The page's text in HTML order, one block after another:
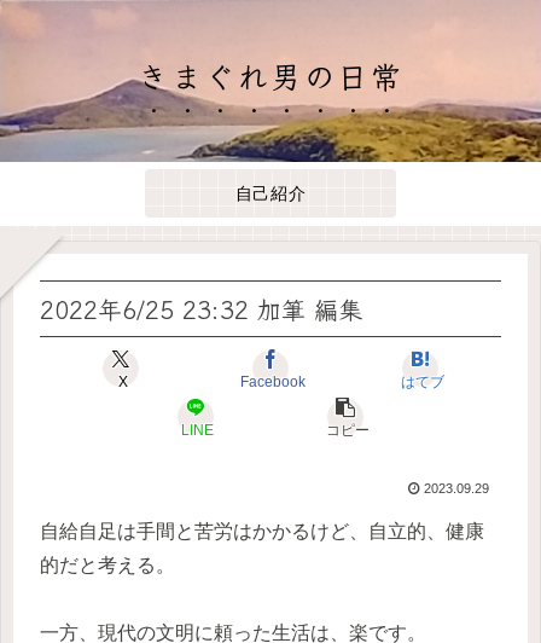
きまぐれ男の日常
自己紹介
2022年6/25 23:32 加筆 編集
X Facebook はてブ
LINE コピー
2023.09.29
自給自足は手間と苦労はかかるけど、自立的、健康
的だと考える。
一方、現代の文明に頼った生活は、楽です。